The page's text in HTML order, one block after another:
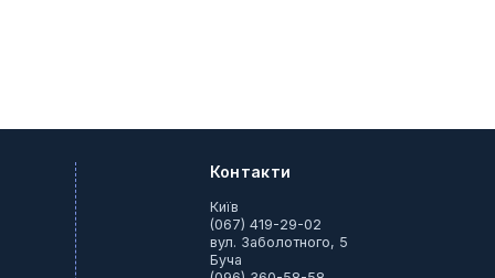
Контакти
Київ
(067) 419-29-02
вул. Заболотного, 5
Буча